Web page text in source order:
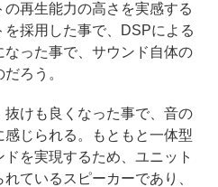
再生能力の高さを実感する
採用した事で、DSPによる
った事で、サウンド自体の
ろう。
けも良くなった事で、音の
じられる。もともと一体型
を実現するため、ユニット
ているスピーカーであり、